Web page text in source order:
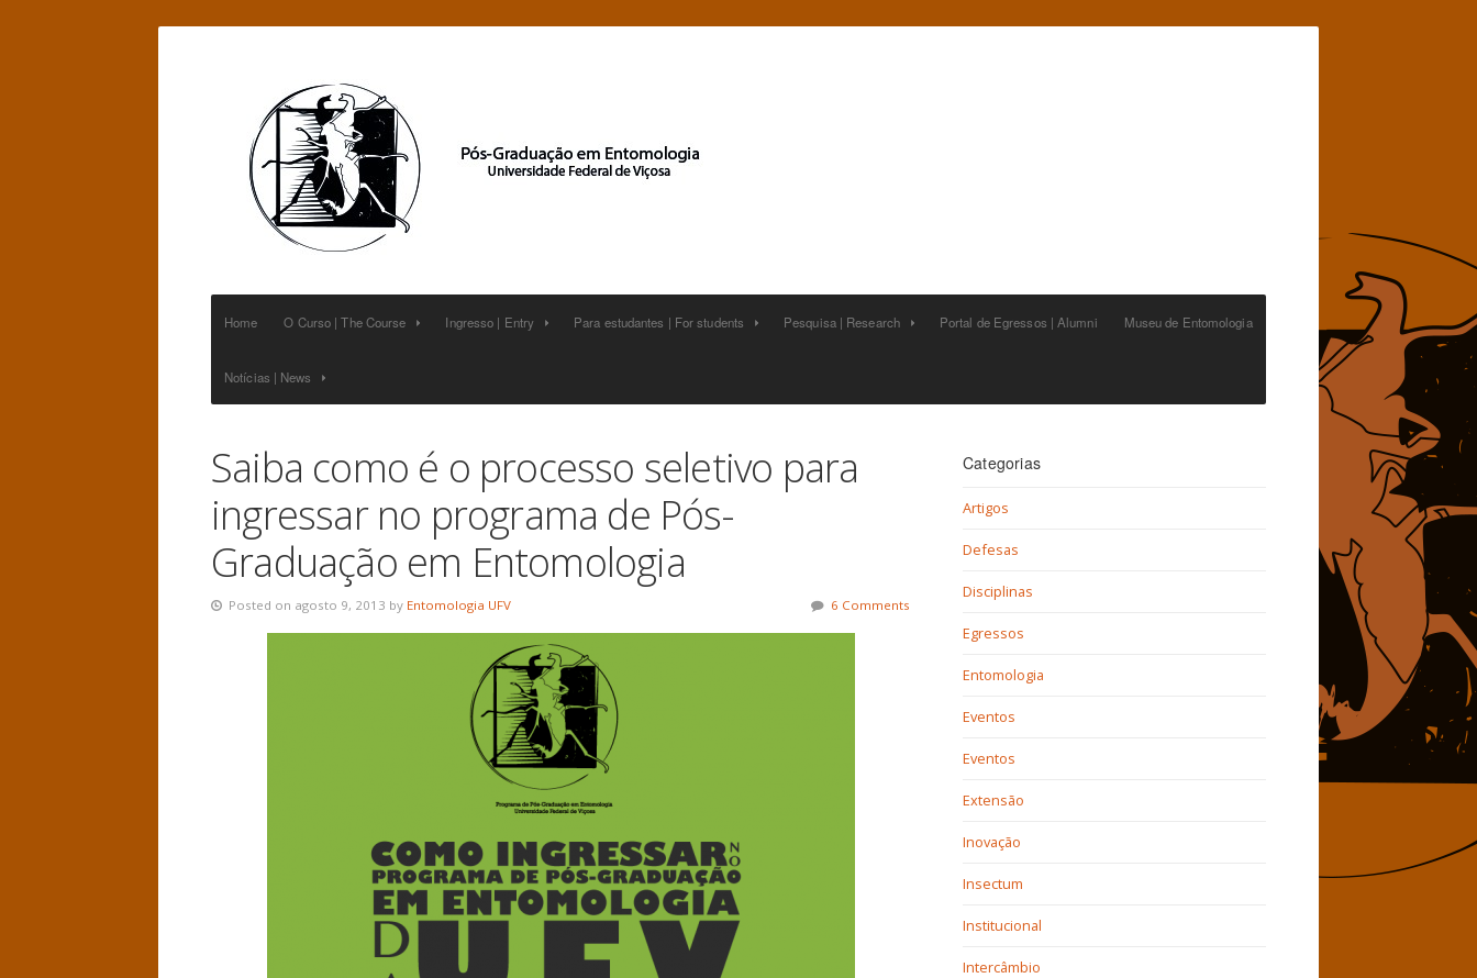
Home O Curso | The Course  Ingresso | Entry  Para estudantes | For students  Pesquisa | Research  Portal de Egressos | Alumni Museu de Entomologia
Notícias | News 
Saiba como é o processo seletivo para
ingressar no programa de Pós-
Graduação em Entomologia
Posted on agosto 9, 2013 by Entomologia UFV 6 Comments
Categorias
Artigos
Defesas
Disciplinas
Egressos
Entomologia
Eventos
Eventos
Extensão
Inovação
Insectum
Institucional
Intercâmbio